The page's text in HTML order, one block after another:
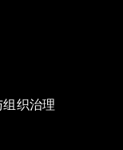
织治理